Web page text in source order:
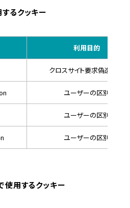
るクッキー
利用目的
クロスサイト要求偽造防止
ユーザーの区別
ユーザーの区別
ユーザーの区別
用するクッキー